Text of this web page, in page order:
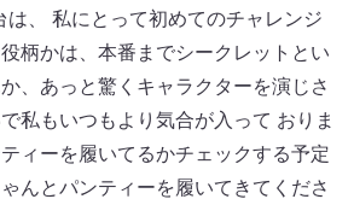
は、 私にとって初めてのチャレンジ
柄かは、本番までシークレットとい
、あっと驚くキャラクターを演じさ
私もいつもより気合が入って おりま
ィーを履いてるかチェックする予定
んとパンティーを履いてきてくださ